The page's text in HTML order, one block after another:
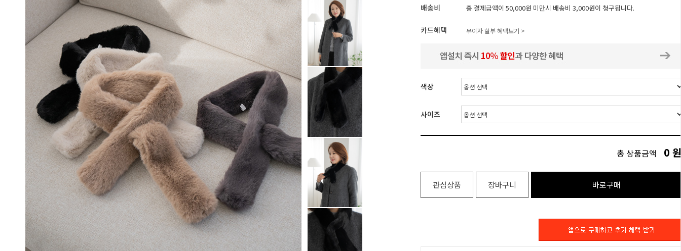
배송비 총 결제금액이 50,000원 미만시 배송비 3,000원이 청구됩니다.
카드혜택 무이자 할부 혜택보기 >
색상
사이즈
총 상품금액 0 원
관심상품 장바구니 바로구매